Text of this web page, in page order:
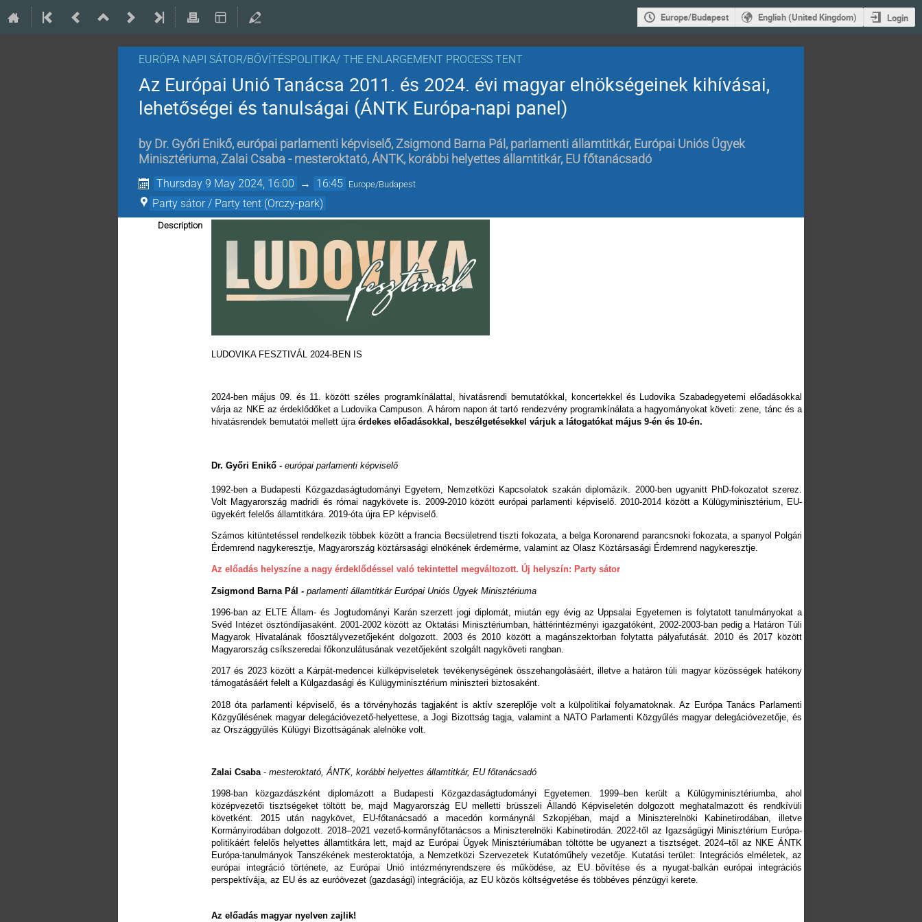
Europe/Budapest English (United Kingdom) Login
EURÓPA NAPI SÁTOR/BŐVÍTÉSPOLITIKA/ THE ENLARGEMENT PROCESS TENT
Az Európai Unió Tanácsa 2011. és 2024. évi magyar elnökségeinek kihívásai,
lehetőségei és tanulságai (ÁNTK Európa-napi panel)
by Dr. Győri Enikő, európai parlamenti képviselő, Zsigmond Barna Pál, parlamenti államtitkár, Európai Uniós Ügyek
Minisztériuma, Zalai Csaba - mesteroktató, ÁNTK, korábbi helyettes államtitkár, EU főtanácsadó
Thursday 9 May 2024, 16:00 → 16:45 Europe/Budapest
Party sátor / Party tent (Orczy-park)
Description
LUDOVIKA FESZTIVÁL 2024-BEN IS
2024-ben május 09. és 11. között széles programkínálattal, hivatásrendi bemutatókkal, koncertekkel és Ludovika Szabadegyetemi előadásokkal
várja az NKE az érdeklődőket a Ludovika Campuson. A három napon át tartó rendezvény programkínálata a hagyományokat követi: zene, tánc és a
hivatásrendek bemutatói mellett újraérdekes előadásokkal, beszélgetésekkel várjuk a látogatókat május 9-én és 10-én.
Dr. Győri Enikő -európai parlamenti képviselő
1992-ben a Budapesti Közgazdaságtudományi Egyetem, Nemzetközi Kapcsolatok szakán diplomázik. 2000-ben ugyanitt PhD-fokozatot szerez.
Volt Magyarország madridi és római nagykövete is. 2009-2010 között európai parlamenti képviselő. 2010-2014 között a Külügyminisztérium, EU-
ügyekért felelős államtitkára. 2019-óta újra EP képviselő.
Számos kitüntetéssel rendelkezik többek között a francia Becsületrend tiszti fokozata, a belga Koronarend parancsnoki fokozata, a spanyol Polgári
Érdemrend nagykeresztje, Magyarország köztársasági elnökének érdemérme, valamint az Olasz Köztársasági Érdemrend nagykeresztje.
Az előadás helyszíne a nagy érdeklődéssel való tekintettel megváltozott. Új helyszín: Party sátor
Zsigmond Barna Pál-parlamenti államtitkár Európai Uniós Ügyek Minisztériuma
1996-ban az ELTE Állam- és Jogtudományi Karán szerzett jogi diplomát, miután egy évig az Uppsalai Egyetemen is folytatott tanulmányokat a
Svéd Intézet ösztöndíjasaként. 2001-2002 között az Oktatási Minisztériumban, háttérintézményi igazgatóként, 2002-2003-ban pedig a Határon Túli
Magyarok Hivatalának főosztályvezetőjeként dolgozott. 2003 és 2010 között a magánszektorban folytatta pályafutását. 2010 és 2017 között
Magyarország csíkszeredai főkonzulátusának vezetőjeként szolgált nagyköveti rangban.
2017 és 2023 között a Kárpát-medencei külképviseletek tevékenységének összehangolásáért, illetve a határon túli magyar közösségek hatékony
támogatásáért felelt a Külgazdasági és Külügyminisztérium miniszteri biztosaként.
2018 óta parlamenti képviselő, és a törvényhozás tagjaként is aktív szereplője volt a külpolitikai folyamatoknak. Az Európa Tanács Parlamenti
Közgyűlésének magyar delegációvezető-helyettese, a Jogi Bizottság tagja, valamint a NATO Parlamenti Közgyűlés magyar delegációvezetője, és
az Országgyűlés Külügyi Bizottságának alelnöke volt.
Zalai Csaba-mesteroktató, ÁNTK, korábbi helyettes államtitkár, EU főtanácsadó
1998-ban közgazdászként diplomázott a Budapesti Közgazdaságtudományi Egyetemen. 1999–ben került a Külügyminisztériumba, ahol
középvezetői tisztségeket töltött be, majd Magyarország EU melletti brüsszeli Állandó Képviseletén dolgozott meghatalmazott és rendkívüli
követként. 2015 után nagykövet, EU-főtanácsadó a macedón kormánynál Szkopjéban, majd a Miniszterelnöki Kabinetirodában, illetve
Kormányirodában dolgozott. 2018–2021 vezető-kormányfőtanácsos a Miniszterelnöki Kabinetirodán. 2022-től az Igazságügyi Minisztérium Európa-
politikáért felelős helyettes államtitkára lett, majd az Európai Ügyek Minisztériumában töltötte be ugyanezt a tisztséget. 2024–től az NKE ÁNTK
Európa-tanulmányok Tanszékének mesteroktatója, a Nemzetközi Szervezetek Kutatóműhely vezetője. Kutatási terület: Integrációs elméletek, az
európai integráció története, az Európai Unió intézményrendszere és működése, az EU bővítése és a nyugat-balkán európai integrációs
perspektívája, az EU és az euróövezet (gazdasági) integrációja, az EU közös költségvetése és többéves pénzügyi kerete.
Az előadás magyar nyelven zajlik!